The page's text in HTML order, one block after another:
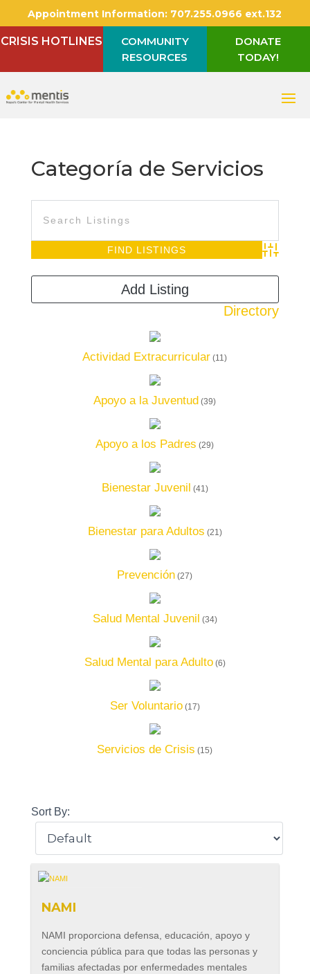
Appointment Information: 707.255.0966 ext.132
CRISIS HOTLINES
COMMUNITY
RESOURCES
DONATE
TODAY!
Categoría de Servicios
Advanced
Directory
Add Listing
Actividad Extracurricular (11)
Apoyo a la Juventud (39)
Apoyo a los Padres (29)
Bienestar Juvenil (41)
Bienestar para Adultos (21)
Prevención (27)
Salud Mental Juvenil (34)
Salud Mental para Adulto(6)
Ser Voluntario(17)
Servicios de Crisis (15)
Sort By:
NAMI
NAMI proporciona defensa, educación, apoyo y
conciencia pública para que todas las personas y
familias afectadas por enfermedades mentales